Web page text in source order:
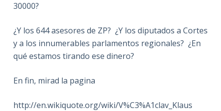
30000?
¿Y los 644 asesores de ZP? ¿Y los diputados a Cortes
y a los innumerables parlamentos regionales? ¿En
qué estamos tirando ese dinero?
En fin, mirad la pagina
http://en.wikiquote.org/wiki/V%C3%A1clav_Klaus